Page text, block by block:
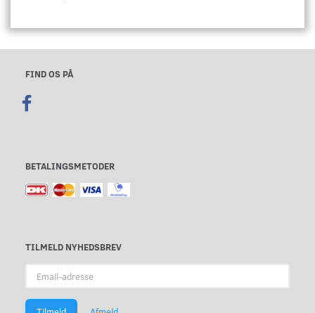
FIND OS PÅ
BETALINGSMETODER
TILMELD NYHEDSBREV
adresse